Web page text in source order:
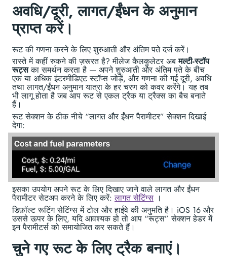
अवधि/दूरी, लागत/ईंधन के अनुमान
प्राप्त करें।
रूट की गणना करने के लिए शुरुआती और अंतिम पते दर्ज करें।
रास्ते में कहीं रुकने की ज़रूरत है? मीलेज कैलकुलेटर अबमल्टी-स्टॉप
रूट्सका समर्थन करता है — अपने शुरुआती और अंतिम पते के बीच
एक या अधिक इंटरमीडिएट स्टॉप्स जोड़ें, और गणना की गई दूरी, अवधि
तथा लागत/ईंधन अनुमान यात्रा के हर चरण को कवर करेंगे। यह तब
भी लागू होता है जब आप रूट से एकल ट्रैक या ट्रैक्स का बैच बनाते
हैं।
रूट सेक्शन के ठीक नीचे “लागत और ईंधन पैरामीटर” सेक्शन दिखाई
देगा:
इसका उपयोग अपने रूट के लिए दिखाए जाने वाले लागत और ईंधन
पैरामीटर सेटअप करने के लिए करें:लागत सेटिंग्स ।
डिफ़ॉल्ट रूटिंग सेटिंग्स में टोल और हाईवे की अनुमति है। iOS 16 और
उससे ऊपर के लिए, यदि आवश्यक हो तो आप “रूट्स” सेक्शन हेडर में
इन पैरामीटर्स को समायोजित कर सकते हैं।
चुने गए रूट के लिए ट्रैक बनाएं।